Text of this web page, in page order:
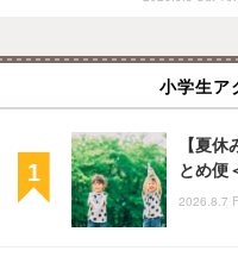
小学生ア
【夏
とめ便
2026.8.7